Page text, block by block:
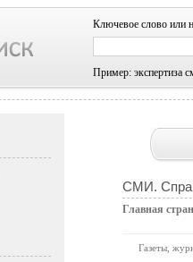
Ключевое слово или
Пример: экспертиза
СМИ.
Главная
Газеты,